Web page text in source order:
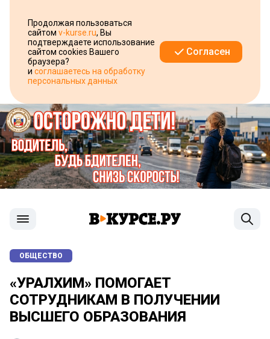
Продолжая пользоваться
сайтом v-kurse.ru, Вы
подтверждаете использование
сайтом cookies Вашего
браузера?
и соглашаетесь на обработку
персональных данных
Согласен
ОБЩЕСТВО
«УРАЛХИМ» ПОМОГАЕТ
СОТРУДНИКАМ В ПОЛУЧЕНИИ
ВЫСШЕГО ОБРАЗОВАНИЯ